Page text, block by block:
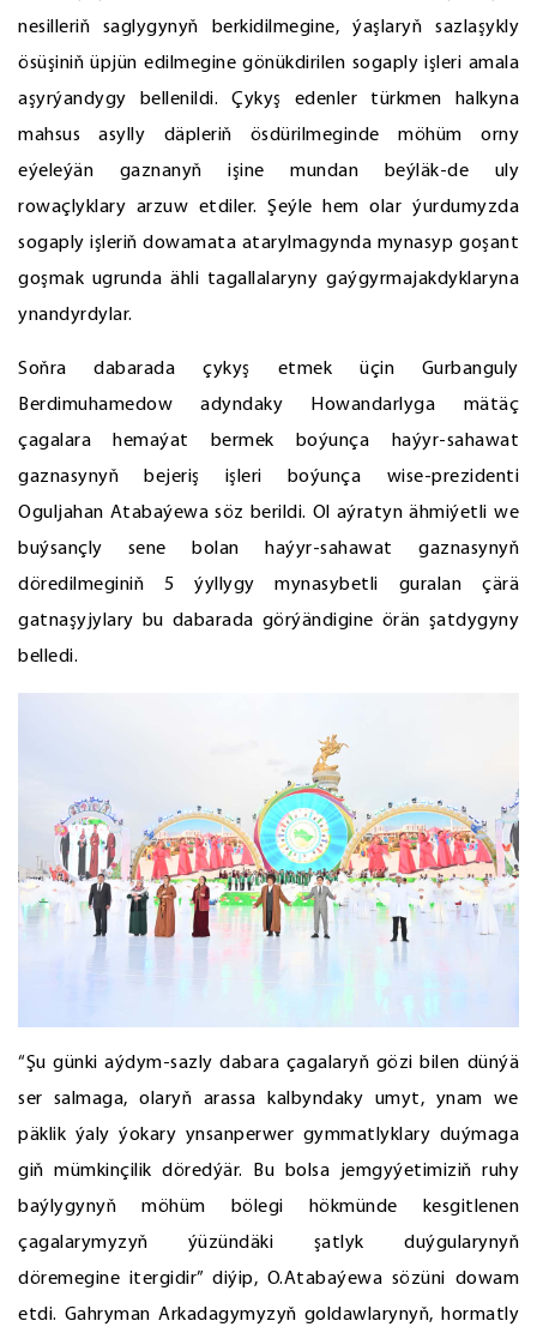
nesilleriň saglygynyň berkidilmegine, ýaşlaryň sazlaşykly
ösüşiniň üpjün edilmegine gönükdirilen sogaply işleri amala
aşyrýandygy bellenildi. Çykyş edenler türkmen halkyna
mahsus asylly däpleriň ösdürilmeginde möhüm orny
eýeleýän gaznanyň işine mundan beýläk-de uly
rowaçlyklary arzuw etdiler. Şeýle hem olar ýurdumyzda
sogaply işleriň dowamata atarylmagynda mynasyp goşant
goşmak ugrunda ähli tagallalaryny gaýgyrmajakdyklaryna
ynandyrdylar.
Soňra dabarada çykyş etmek üçin Gurbanguly
Berdimuhamedow adyndaky Howandarlyga mätäç
çagalara hemaýat bermek boýunça haýyr-sahawat
gaznasynyň bejeriş işleri boýunça wise-prezidenti
Oguljahan Atabaýewa söz berildi. Ol aýratyn ähmiýetli we
buýsançly sene bolan haýyr-sahawat gaznasynyň
döredilmeginiň 5 ýyllygy mynasybetli guralan çärä
gatnaşyjylary bu dabarada görýändigine örän şatdygyny
belledi.
“Şu günki aýdym-sazly dabara çagalaryň gözi bilen dünýä
ser salmaga, olaryň arassa kalbyndaky umyt, ynam we
päklik ýaly ýokary ynsanperwer gymmatlyklary duýmaga
giň mümkinçilik döredýär. Bu bolsa jemgyýetimiziň ruhy
baýlygynyň möhüm bölegi hökmünde kesgitlenen
çagalarymyzyň ýüzündäki şatlyk duýgularynyň
döremegine itergidir” diýip, O.Atabaýewa sözüni dowam
etdi. Gahryman Arkadagymyzyň goldawlarynyň, hormatly